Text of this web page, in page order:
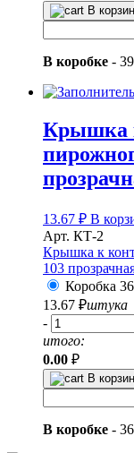
В
В коробке -
Крышка
13.67 ₽ В
Арт. КТ-2
Крышка к
103
Коробка
13.67 ₽штука
-
итого:
0.00 ₽
В
В коробке -